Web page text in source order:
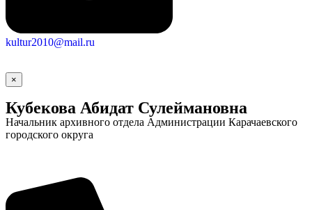
kultur2010@mail.ru
×
Кубекова Абидат Сулеймановна
Начальник архивного отдела Администрации Карачаевского
городского округа